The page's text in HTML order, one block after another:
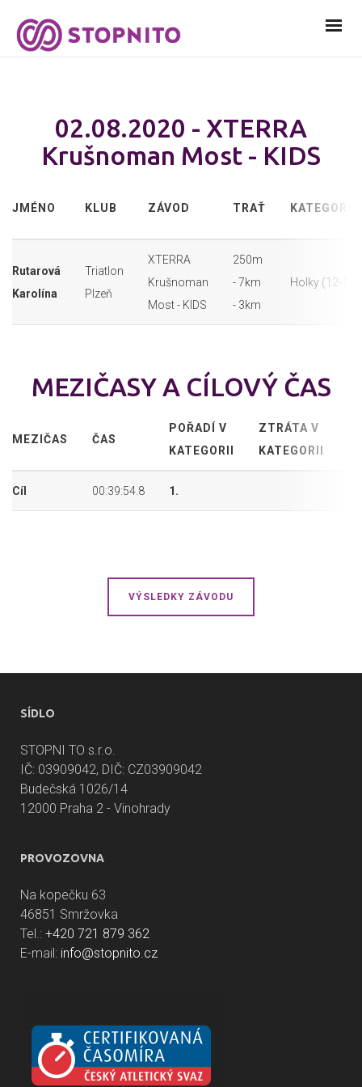
02.08.2020 - XTERRA
Krušnoman Most - KIDS
JMÉNO KLUB ZÁVOD TRAŤ KATEGORIE
Rutarová
Karolína
Triatlon
Plzeň
XTERRA
Krušnoman
Most - KIDS
250m
- 7km
- 3km
Holky (12-13)
MEZIČASY A CÍLOVÝ ČAS
MEZIČAS ČAS
POŘADÍ V
KATEGORII
ZTRÁTA V
KATEGORII
Cíl 00:39:54.8 1.
VÝSLEDKY ZÁVODU
SÍDLO
STOPNI TO s.r.o.
IČ: 03909042, DIČ: CZ03909042
Budečská 1026/14
12000 Praha 2 - Vinohrady
PROVOZOVNA
Na kopečku 63
46851 Smržovka
Tel.: +420 721 879 362
E-mail: info@stopnito.cz